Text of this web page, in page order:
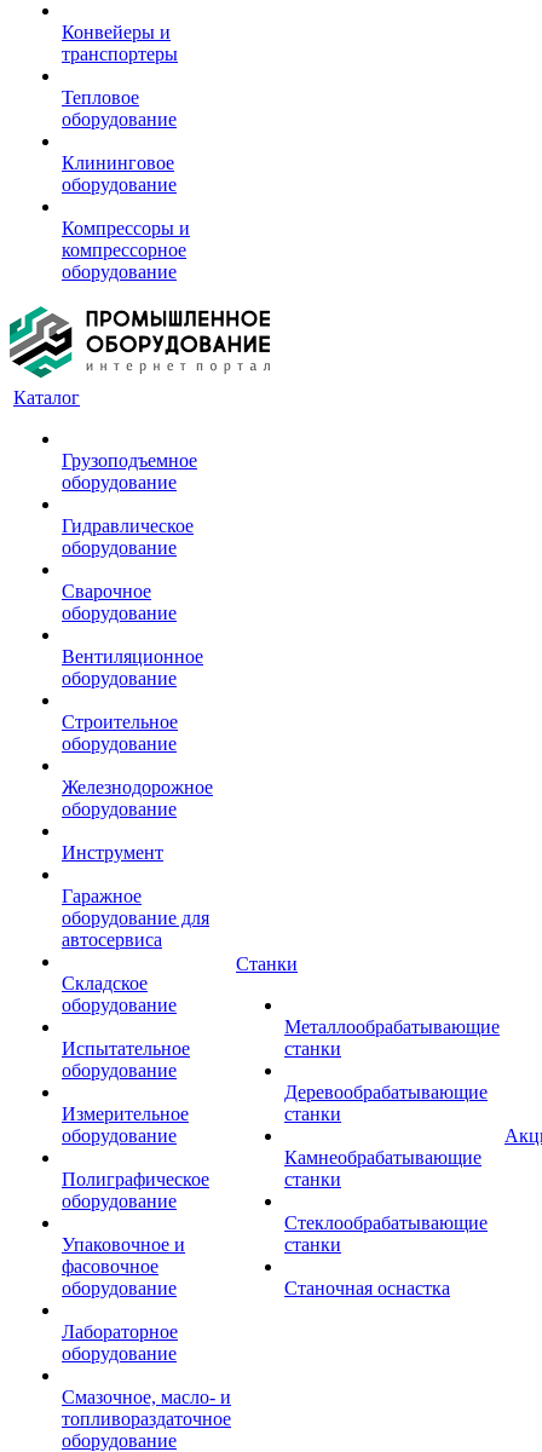
Конвейеры и
транспортеры
Тепловое
оборудование
Клининговое
оборудование
Компрессоры и
компрессорное
оборудование
Каталог
Грузоподъемное
оборудование
Гидравлическое
оборудование
Сварочное
оборудование
Вентиляционное
оборудование
Строительное
оборудование
Железнодорожное
оборудование
Инструмент
Гаражное
оборудование для
автосервиса
Складское
оборудование
Испытательное
оборудование
Измерительное
оборудование
Полиграфическое
оборудование
Упаковочное и
фасовочное
оборудование
Лабораторное
оборудование
Смазочное, масло- и
топливораздаточное
оборудование
Станки
Металлообрабатывающие
станки
Деревообрабатывающие
станки
Камнеобрабатывающие
станки
Стеклообрабатывающие
станки
Станочная оснастка